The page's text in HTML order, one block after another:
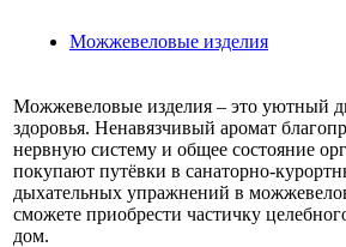
Можжевеловые изделия
Можжевеловые изделия – это уютный
здоровья. Ненавязчивый аромат
нервную систему и общее состояние
покупают путёвки в санаторно-
дыхательных упражнений в
сможете приобрести частичку
дом.